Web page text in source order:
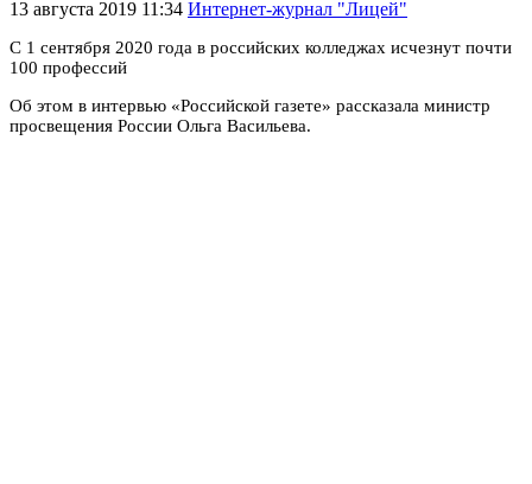
13 августа 2019 11:34 Интернет-журнал "Лицей"
С 1 сентября 2020 года в российских колледжах исчезнут почти
100 профессий
Об этом в интервью «Российской газете» рассказала министр
просвещения России Ольга Васильева.